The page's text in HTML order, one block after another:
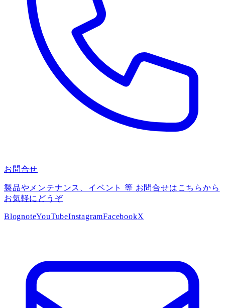
お問合せ
製品やメンテナンス、イベント 等 お問合せはこちらから
お気軽にどうぞ
BlognoteYouTubeInstagramFacebookX